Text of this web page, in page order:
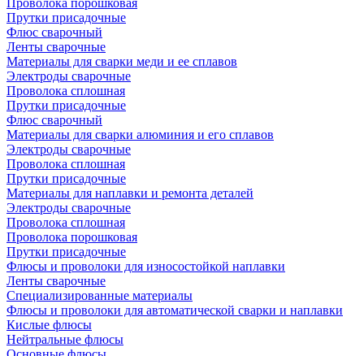
Проволока порошковая
Прутки присадочные
Флюс сварочный
Ленты сварочные
Материалы для сварки меди и ее сплавов
Электроды сварочные
Проволока сплошная
Прутки присадочные
Флюс сварочный
Материалы для сварки алюминия и его сплавов
Электроды сварочные
Проволока сплошная
Прутки присадочные
Материалы для наплавки и ремонта деталей
Электроды сварочные
Проволока сплошная
Проволока порошковая
Прутки присадочные
Флюсы и проволоки для износостойкой наплавки
Ленты сварочные
Специализированные материалы
Флюсы и проволоки для автоматической сварки и наплавки
Кислые флюсы
Нейтральные флюсы